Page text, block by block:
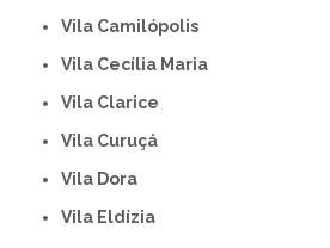
Vila Camilópolis
Vila Cecília Maria
Vila Clarice
Vila Curuçá
Vila Dora
Vila Eldízia